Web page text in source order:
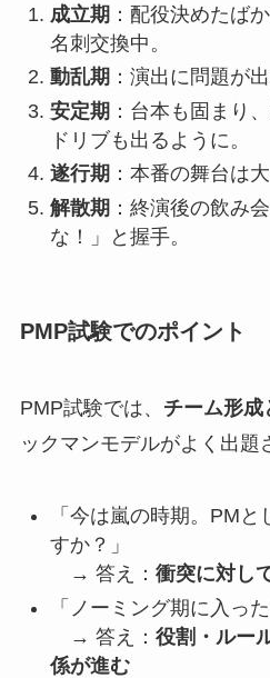
成立期 ：配役決めたば
名刺交換中。
動乱期 ：演出に問題が
安定期 ：台本も固まり
ドリブも出るように。
遂行期 ：本番の舞台は大
解散期 ：終演後の飲み
な！」と握手。
PMP試験でのポイント
PMP試験では、 チーム形成
ックマンモデルがよく出題
「今は嵐の時期。PM
すか？」
→ 答え： 衝突に対し
「ノーミング期に入っ
→ 答え： 役割・ルー
係が進む